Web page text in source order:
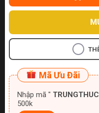
Mã Ưu Đãi
Nhập mã " TRUNGTHUC
500k